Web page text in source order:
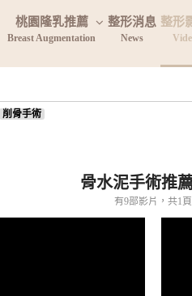
桃園隆乳推薦
Breast Augmentation
整形消息
News
整形
削骨手術
骨水泥手術推
有9部影片，共1頁